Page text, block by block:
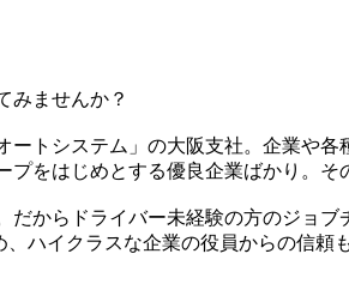
みませんか？
トシステム」の大阪支社。企業や
をはじめとする優良企業ばかり。そ
からドライバー未経験の方のジョ
ハイクラスな企業の役員からの信